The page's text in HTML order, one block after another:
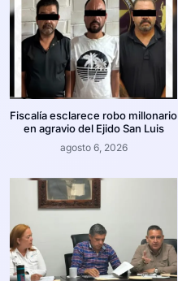
Fiscalía esclarece robo millonario
en agravio del Ejido San Luis
agosto 6, 2026